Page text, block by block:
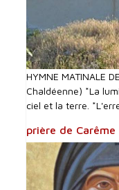
HYMNE MATINALE
Chaldéenne) *La
ciel et la terre.
prière de